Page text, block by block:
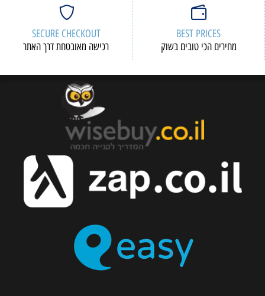
BEST PRICES
מחירים הכי טובים בשוק
SECURE CHECKOUT
רכישה מאובטחת דרך האתר